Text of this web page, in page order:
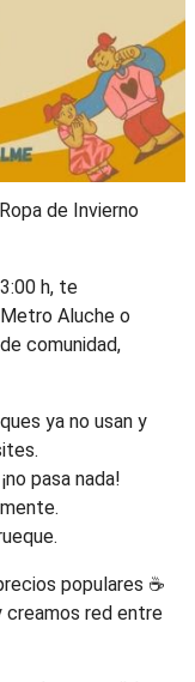
de Invierno
h, te
Aluche o
comunidad,
ya no usan y
pasa nada!
populares ☕️
creamos red entre